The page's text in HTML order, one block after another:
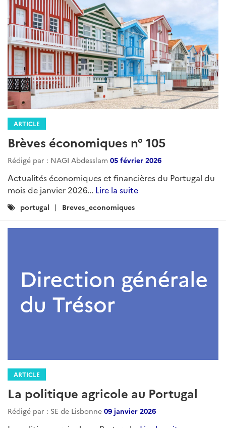
ARTICLE
Brèves économiques n° 105
Rédigé par : NAGI Abdesslam 05 février 2026
Actualités économiques et financières du Portugal du
mois de janvier 2026... Lire la suite
Catégories
portugal Breves_economiques
ARTICLE
La politique agricole au Portugal
Rédigé par : SE de Lisbonne 09 janvier 2026